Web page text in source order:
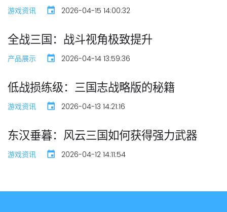
游戏资讯 2026-04-15 14:00:32
全战三国：战斗视角极致提升
产品展示 2026-04-14 13:59:36
低战损练级：三国志战略版的秘籍
游戏资讯 2026-04-13 14:21:16
东汉垂暮：风云三国如何获得强力武器
游戏资讯 2026-04-12 14:11:54